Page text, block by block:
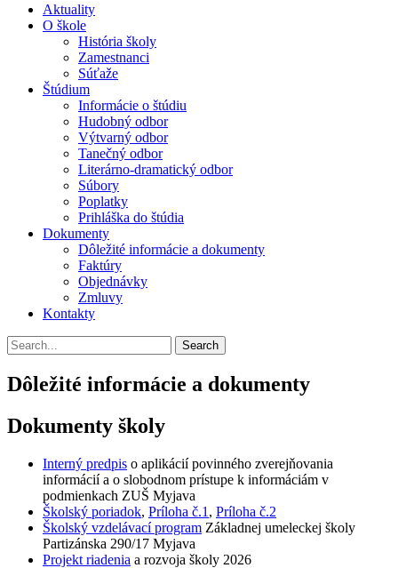
Aktuality
O škole
História školy
Zamestnanci
Súťaže
Štúdium
Informácie o štúdiu
Hudobný odbor
Výtvarný odbor
Tanečný odbor
Literárno-dramatický odbor
Súbory
Poplatky
Prihláška do štúdia
Dokumenty
Dôležité informácie a dokumenty
Faktúry
Objednávky
Zmluvy
Kontakty
Search
Dôležité informácie a dokumenty
Dokumenty školy
Interný predpis o aplikácií povinného zverejňovania
informácií a o slobodnom prístupe k informáciám v
podmienkach ZUŠ Myjava
Školský poriadok, Príloha č.1 , Príloha č.2
Školský vzdelávací program Základnej umeleckej školy
Partizánska 290/17 Myjava
Projekt riadenia a rozvoja školy 2026